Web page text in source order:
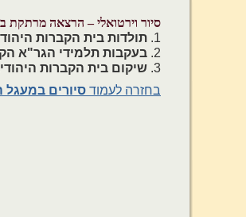
סיור וירטואלי – הרצאה מרתקת
1. תולדות בית הקברות
2. בעקבות תלמידי הגר"א
3. שיקום בית הקברות
בחזרה לעמוד סיורים במעגל